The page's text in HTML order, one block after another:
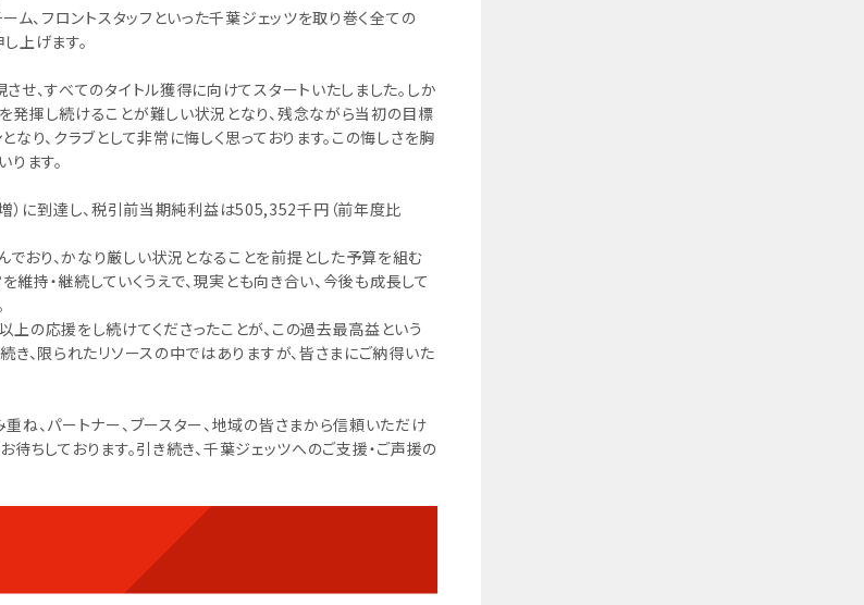
ム、フロントスタッフといった千葉ジェッツを取り巻く全ての
上げます。
、すべてのタイトル獲得に向けてスタートいたしました。しか
発揮し続けることが難しい状況となり、残念ながら当初の目標
り、クラブとして非常に悔しく思っております。この悔しさを胸
ます。
に到達し、税引前当期純利益は505,352千円（前年度比
おり、かなり厳しい状況となることを前提とした予算を組む
持・継続していくうえで、現実とも向き合い、今後も成長して
の応援をし続けてくださったことが、この過去最高益という
き、限られたリソースの中ではありますが、皆さまにご納得いた
ね、パートナー、ブースター、地域の皆さまから信頼いただけ
ちしております。引き続き、千葉ジェッツへのご支援・ご声援の